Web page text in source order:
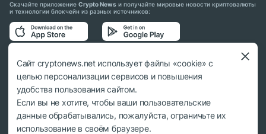
Скачайте приложение Crypto News и получайте мировые новости криптовалюты
и технологии блокчейн из разных источников:
Подписывайтесь на нас в социальных сетях:
© 2018 - 2026 Crypto News. При использовании материалов ссылка на
cryptonews.net обязательна.
Сайт cryptonews.net использует файлы «cookie» с
целью персонализации сервисов и повышения
удобства пользования сайтом.
Если вы не хотите, чтобы ваши пользовательские
данные обрабатывались, пожалуйста, ограничьте их
использование в своём браузере.